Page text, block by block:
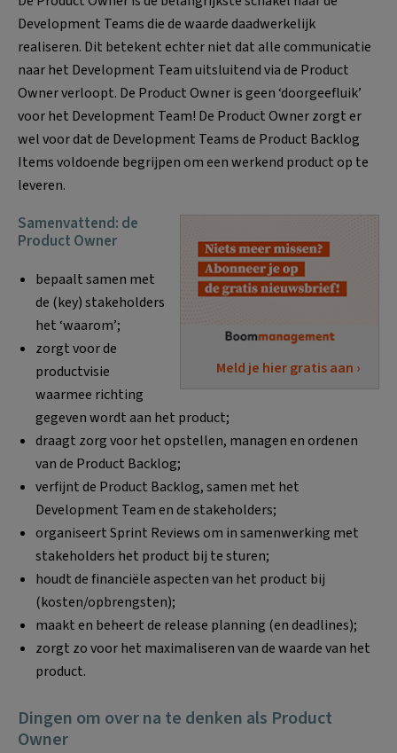
Development Teams die de waarde daadwerkelijk
realiseren. Dit betekent echter niet dat alle communicatie
naar het Development Team uitsluitend via de Product
Owner verloopt. De Product Owner is geen ‘doorgeefluik’
voor het Development Team! De Product Owner zorgt er
wel voor dat de Development Teams de Product Backlog
Items voldoende begrijpen om een werkend product op te
leveren.
Meld je hier gratis aan ›
Samenvattend: de
Product Owner
bepaalt samen met
de (key) stakeholders
het ‘waarom’;
zorgt voor de
productvisie
waarmee richting
gegeven wordt aan het product;
draagt zorg voor het opstellen, managen en ordenen
van de Product Backlog;
verfijnt de Product Backlog, samen met het
Development Team en de stakeholders;
organiseert Sprint Reviews om in samenwerking met
stakeholders het product bij te sturen;
houdt de financiële aspecten van het product bij
(kosten/opbrengsten);
maakt en beheert de release planning (en deadlines);
zorgt zo voor het maximaliseren van de waarde van het
product.
Dingen om over na te denken als Product
Owner